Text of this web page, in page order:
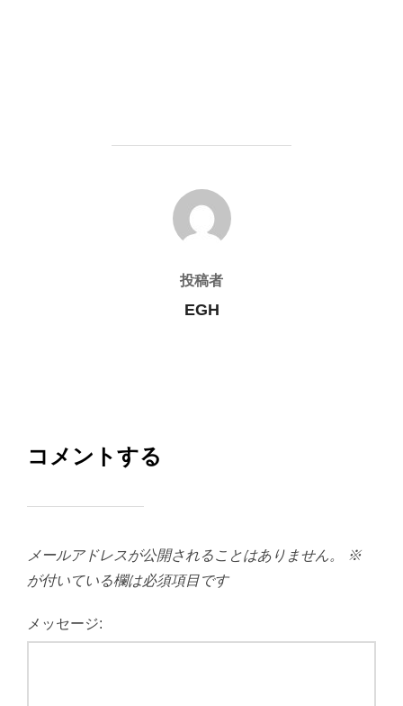
投稿者
投稿者
EGH
コメントする
メールアドレスが公開されることはありません。
※
が付いている欄は必須項目です
メッセージ: